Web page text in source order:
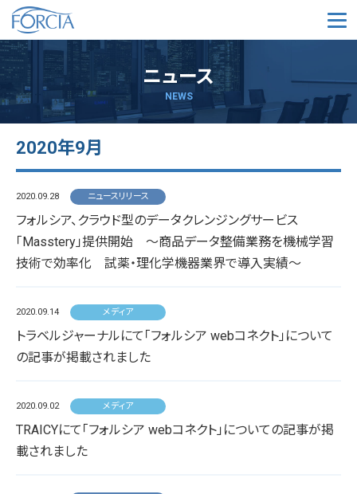
メ
ニュース
NEWS
2020年9月
2020.09.28 ニュースリリース
フォルシア、クラウド型のデータクレンジングサービス
「Masstery」提供開始 ～商品データ整備業務を機械学習
技術で効率化 試薬・理化学機器業界で導入実績～
2020.09.14 メディア
トラベルジャーナルにて「フォルシア webコネクト」について
の記事が掲載されました
2020.09.02 メディア
TRAICYにて「フォルシア webコネクト」についての記事が掲
載されました